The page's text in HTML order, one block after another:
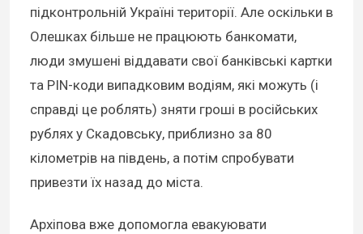
підконтрольній Україні території. Але оскільки в
Олешках більше не працюють банкомати,
люди змушені віддавати свої банківські картки
та PIN-коди випадковим водіям, які можуть (і
справді це роблять) зняти гроші в російських
рублях у Скадовську, приблизно за 80
кілометрів на південь, а потім спробувати
привезти їх назад до міста.
Архіпова вже допомогла евакуювати